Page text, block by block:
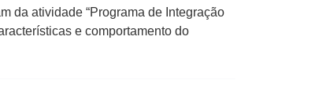
da atividade “Programa de Integração
e comportamento do